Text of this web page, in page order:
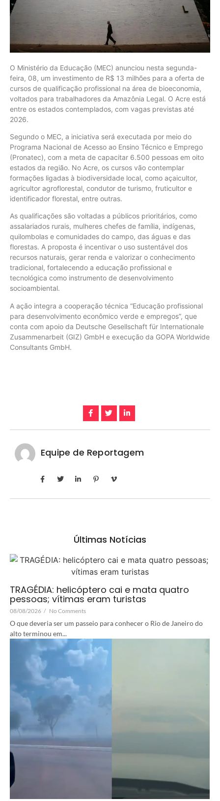
O Ministério da Educação (MEC) anunciou nesta segunda-
feira, 08, um investimento de R$ 13 milhões para a oferta de
cursos de qualificação profissional na área de bioeconomia,
voltados para trabalhadores da Amazônia Legal. O Acre está
entre os estados contemplados, com vagas previstas até
2026.
Segundo o MEC, a iniciativa será executada por meio do
Programa Nacional de Acesso ao Ensino Técnico e Emprego
(Pronatec), com a meta de capacitar 6.500 pessoas em oito
estados da região. No Acre, os cursos vão contemplar
formações ligadas à biodiversidade local, como açaicultor,
agricultor agroflorestal, condutor de turismo, fruticultor e
identificador florestal, entre outras.
As qualificações são voltadas a públicos prioritários, como
assalariados rurais, mulheres chefes de família, indígenas,
quilombolas e comunidades do campo, das águas e das
florestas. A proposta é incentivar o uso sustentável dos
recursos naturais, gerar renda e valorizar o conhecimento
tradicional, fortalecendo a educação profissional e
tecnológica como instrumento de desenvolvimento
socioambiental.
A ação integra a cooperação técnica “Educação profissional
para desenvolvimento econômico verde e empregos”, que
conta com apoio da Deutsche Gesellschaft für Internationale
Zusammenarbeit (GIZ) GmbH e execução da GOPA Worldwide
Consultants GmbH.
Equipe de Reportagem
Últimas Notícias
TRAGÉDIA: helicóptero cai e mata quatro
pessoas; vítimas eram turistas
08/08/2026 / No Comments
O que deveria ser um passeio para conhecer o Rio de Janeiro do
alto terminou em...